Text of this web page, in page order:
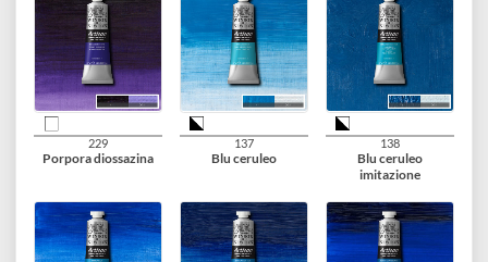
095
Rosso di cadmio
imitazione
104
Rosso di cadmio scuro Rosso di cadmio
imitazione